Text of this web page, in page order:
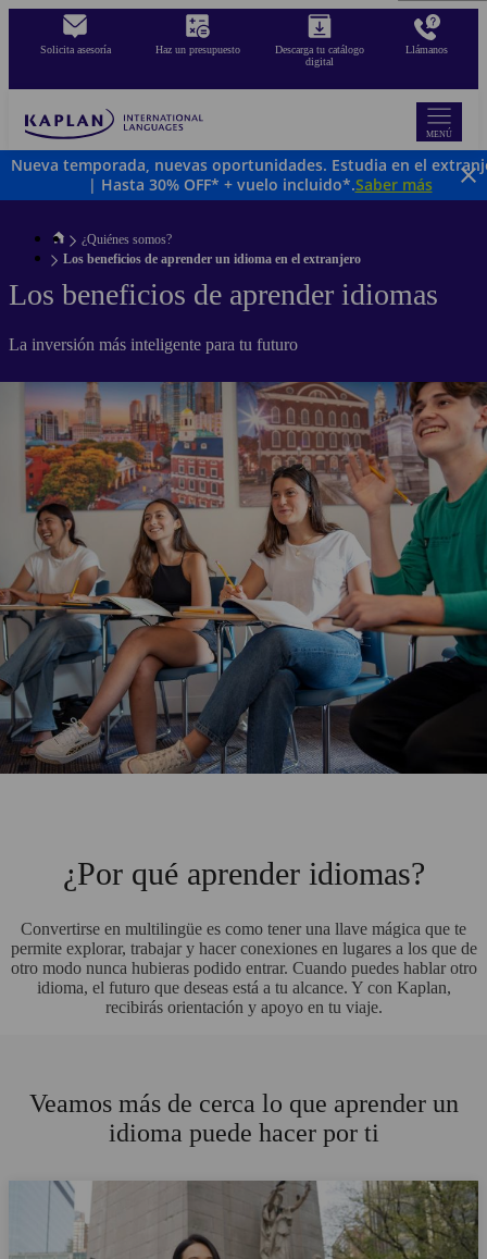
contenido
Solicita asesoría Haz un presupuesto
Descarga tu catálogo
digital
Llámanos
MENÚ
Nueva temporada, nuevas oportunidades. Estudia en el
| Hasta 30% OFF* + vuelo incluido*.Saber más
¿Quiénes somos?
Los beneficios de aprender un idioma en el extranjero
Los beneficios de aprender idiomas
La inversión más inteligente para tu futuro
¿Por qué aprender idiomas?
Convertirse en multilingüe es como tener una llave mágica que te
permite explorar, trabajar y hacer conexiones en lugares a los que de
otro modo nunca hubieras podido entrar. Cuando puedes hablar otro
idioma, el futuro que deseas está a tu alcance. Y con Kaplan,
recibirás orientación y apoyo en tu viaje.
Veamos más de cerca lo que aprender un
idioma puede hacer por ti